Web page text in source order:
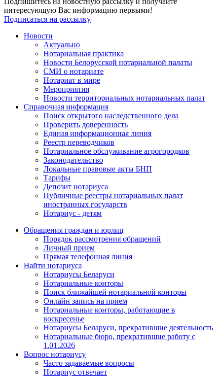
интересующую Вас информацию первыми!
Подписаться на рассылку
Новости
Актуально
Нотариальная практика
Новости Белорусской нотариальной палаты
СМИ о нотариате
Нотариат в мире
Мероприятия
Новости территориальных нотариальных палат
Справочная информация
Поиск открытого наследственного дела
Проверить доверенность
Единая информационная линия
Реестр переводчиков
Нотариальное обслуживание агрогородков
Законодательство
Локальные правовые акты БНП
Тарифы
Депозит нотариуса
Публичные реестры нотариальных палат
иностранных государств
Нотариус - детям
Обращения граждан и юрлиц
Порядок рассмотрения обращений
Личный прием
Прямая телефонная линия
Найти нотариуса
Нотариусы Беларуси
Нотариальные конторы
Поиск ближайшей нотариальной конторы
Онлайн запись на прием
Нотариальные конторы, работающие в
воскресенье
Нотариусы Беларуси, прекратившие деятельность
Нотариальные бюро, прекратившие работу с
1.01.2026
Вопрос нотариусу
Часто задаваемые вопросы
Нотариус отвечает